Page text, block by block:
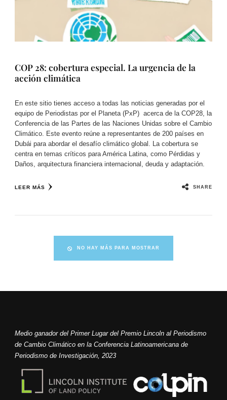
COP 28: cobertura especial. La urgencia de la
acción climática
En este sitio tienes acceso a todas las noticias generadas por el
equipo de Periodistas por el Planeta (PxP) acerca de la COP28, la
Conferencia de las Partes de las Naciones Unidas sobre el Cambio
Climático. Este evento reúne a representantes de 200 países en
Dubái para abordar el desafío climático global. La cobertura se
centra en temas críticos para América Latina, como Pérdidas y
Daños, arquitectura financiera internacional, deuda y adaptación.
LEER MÁS SHARE
NO HAY MÁS PARA MOSTRAR
Medio ganador del Primer Lugar del Premio Lincoln al Periodismo
de Cambio Climático en la Conferencia Latinoamericana de
Periodismo de Investigación, 2023